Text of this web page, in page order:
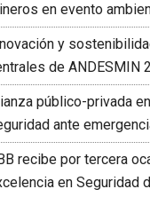
en evento
y
de ANDESMIN
público-privada
ante
recibe por tercera
en Seguridad